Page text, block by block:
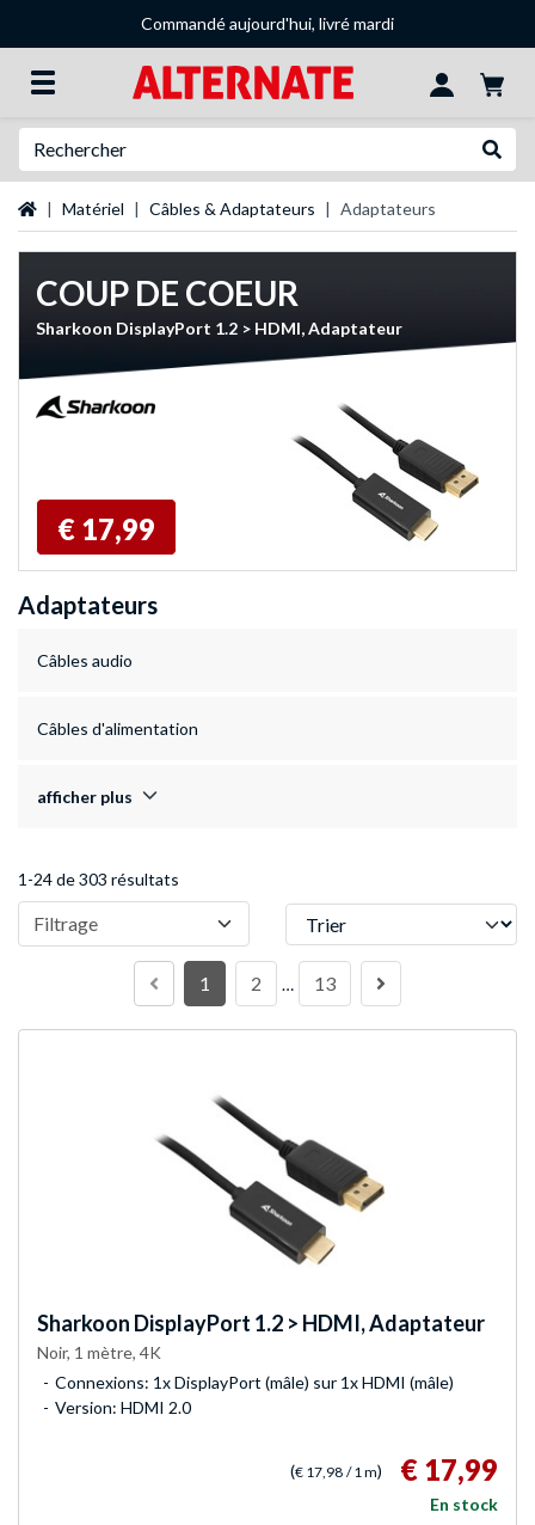
Commandé aujourd'hui, livré mardi
Page d'accueil
Matériel Câbles & Adaptateurs Adaptateurs
COUP DE COEUR
Sharkoon DisplayPort 1.2 > HDMI, Adaptateur
€ 17,99
Adaptateurs
Câbles audio
Câbles d'alimentation
afficher plus
1-24 de 303 résultats
Filtrage Trier
1 2 … 13
Sharkoon DisplayPort 1.2 > HDMI, Adaptateur
Noir, 1 mètre, 4K
Connexions: 1x DisplayPort (mâle) sur 1x HDMI (mâle)
Version: HDMI 2.0
(€ 17,98 / 1 m) € 17,99
En stock